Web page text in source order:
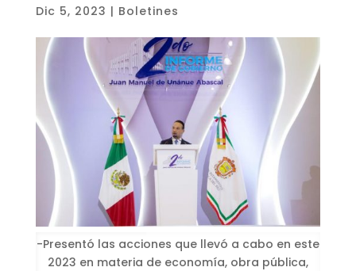
Dic 5, 2023 | Boletines
-Presentó las acciones que llevó a cabo en este
2023 en materia de economía, obra pública,